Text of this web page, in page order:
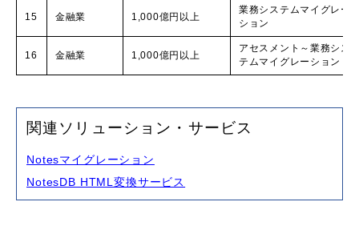
15 金融業 1,000億円以上
業務システムマイグレー
ション
16 金融業 1,000億円以上
アセスメント～業務シス
テムマイグレーション
関連ソリューション・サービス
Notesマイグレーション
NotesDB HTML変換サービス